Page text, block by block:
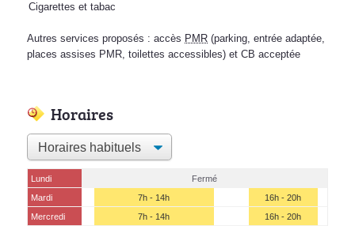
Cigarettes et tabac
Autres services proposés : accès PMR (parking, entrée adaptée,
places assises PMR, toilettes accessibles) et CB acceptée
Horaires
Lundi
Fermé
Mardi
7h - 14h
16h - 20h
Mercredi
7h - 14h
16h - 20h